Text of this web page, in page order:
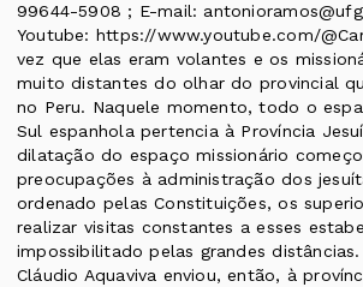
99644-5908 ; E-mail:
Youtube: https://www.youtube.com/
vez que elas eram volantes e os
muito distantes do olhar do provincial
no Peru. Naquele momento, todo o
Sul espanhola pertencia à Província
dilatação do espaço missionário
preocupações à administração dos
ordenado pelas Constituições, os
realizar visitas constantes a esses
impossibilitado pelas grandes distâncias.
Cláudio Aquaviva enviou, então, à